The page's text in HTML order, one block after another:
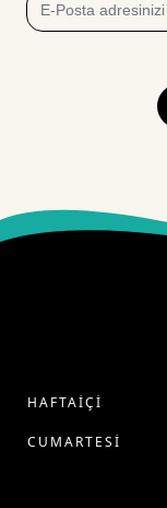
HAFTAİÇİ
CUMARTESİ